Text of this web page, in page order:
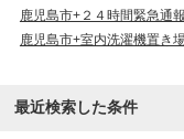
鹿児島市+２４時間緊急通
鹿児島市+室内洗濯機置き
最近検索した条件